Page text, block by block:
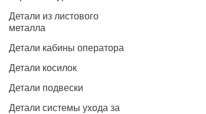
Детали из листового
металла
Детали кабины оператора
Детали косилок
Детали подвески
Детали системы ухода за